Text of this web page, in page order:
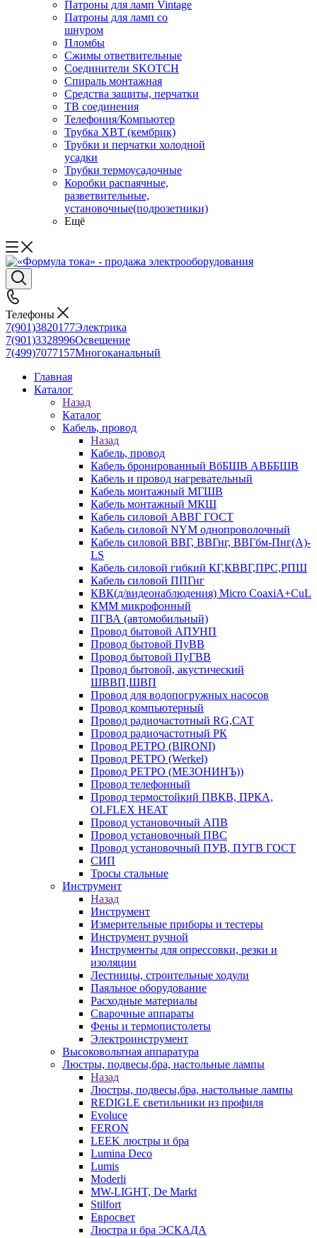
Патроны для ламп Vintage
Патроны для ламп со
шнуром
Пломбы
Сжимы ответвительные
Соединители SKOTCH
Спираль монтажная
Средства защиты, перчатки
ТВ соединения
Телефония/Компьютер
Трубка ХВТ (кембрик)
Трубки и перчатки холодной
усадки
Трубки термоусадочные
Коробки распаячные,
разветвительные,
установочные(подрозетники)
Ещё
Телефоны
7(901)3820177Электрика
7(901)3328996Освещение
7(499)7077157Многоканальный
Главная
Каталог
Назад
Каталог
Кабель, провод
Назад
Кабель, провод
Кабель бронированный ВбБШВ АВББШВ
Кабель и провод нагревательный
Кабель монтажный МГШВ
Кабель монтажный МКШ
Кабель силовой АВВГ ГОСТ
Кабель силовой NYM однопроволочный
Кабель силовой ВВГ, ВВГнг, ВВГбм-Пнг(А)-
LS
Кабель силовой гибкий КГ,КВВГ,ПРС,РПШ
Кабель силовой ППГнг
КВК(д/видеонаблюдения) Micro CoaxiA+CuL
КММ микрофонный
ПГВА (автомобильный)
Провод бытовой АПУНП
Провод бытовой ПуВВ
Провод бытовой ПуГВВ
Провод бытовой, акустический
ШВВП,ШВП
Провод для водопогружных насосов
Провод компьютерный
Провод радиочастотный RG,САТ
Провод радиочастотный РК
Провод РЕТРО (BIRONI)
Провод РЕТРО (Werkel)
Провод РЕТРО (МЕЗОНИНЪ))
Провод телефонный
Провод термостойкий ПВКВ, ПРКА,
OLFLEX HEAT
Провод установочный АПВ
Провод установочный ПВС
Провод установочный ПУВ, ПУГВ ГОСТ
СИП
Тросы стальные
Инструмент
Назад
Инструмент
Измерительные приборы и тестеры
Инструмент ручной
Инструменты для опрессовки, резки и
изоляции
Лестницы, строительные ходули
Паяльное оборудование
Расходные материалы
Сварочные аппараты
Фены и термопистолеты
Электроинструмент
Высоковольтная аппаратура
Люстры, подвесы,бра, настольные лампы
Назад
Люстры, подвесы,бра, настольные лампы
REDIGLE светильники из профиля
Evoluce
FERON
LEEK люстры и бра
Lumina Deco
Lumis
Moderli
MW-LIGHT, De Markt
Stilfort
Евросвет
Люстра и бра ЭСКАДА